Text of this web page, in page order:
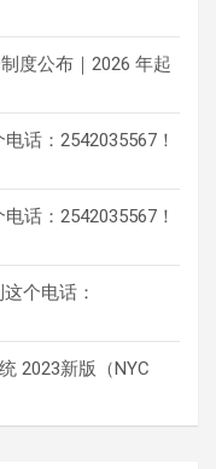
度公布｜2026 年起
话：2542035567！
话：2542035567！
个电话：
2023新版（NYC